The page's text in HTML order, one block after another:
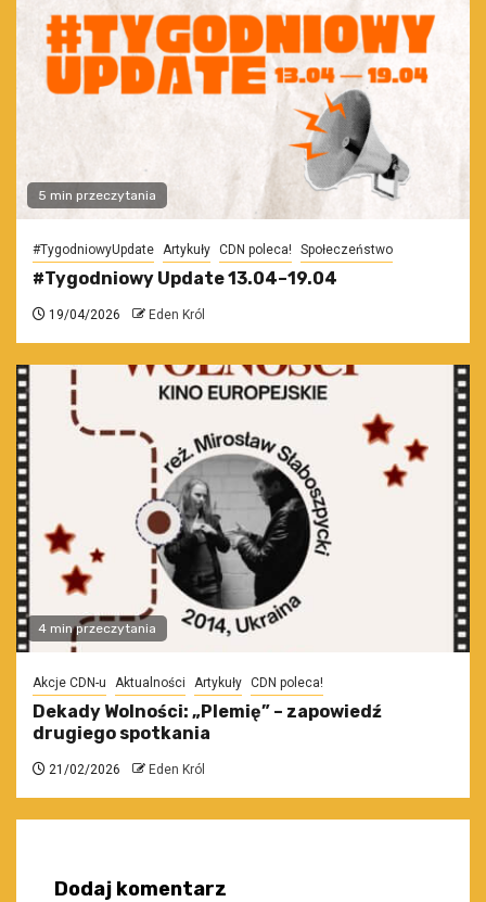
5 min przeczytania
#TygodniowyUpdate Artykuły CDN poleca! Społeczeństwo
#Tygodniowy Update 13.04–19.04
19/04/2026 Eden Król
4 min przeczytania
Akcje CDN-u Aktualności Artykuły CDN poleca!
Dekady Wolności: „Plemię” – zapowiedź
drugiego spotkania
21/02/2026 Eden Król
Dodaj komentarz